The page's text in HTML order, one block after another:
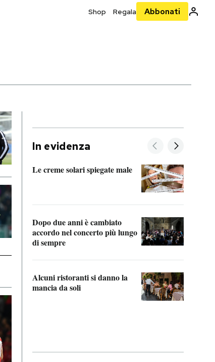
Shop Regala Abbonati
In evidenza
Le creme solari spiegate male
Dopo due anni è cambiato
accordo nel concerto più lungo
di sempre
Alcuni ristoranti si danno la
mancia da soli